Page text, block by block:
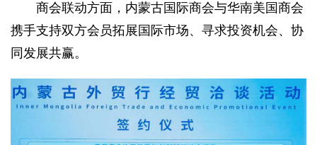
商会联动方面，内蒙古国际商会与华南美国商会
携手支持双方会员拓展国际市场、寻求投资机会、协
同发展共赢。